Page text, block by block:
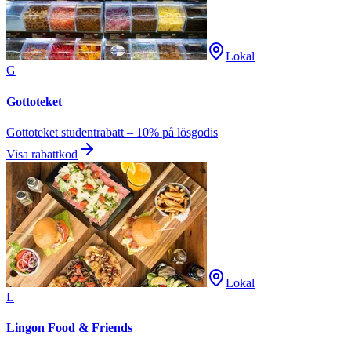
Lokal
G
Gottoteket
Gottoteket studentrabatt – 10% på lösgodis
Visa rabattkod
Lokal
L
Lingon Food & Friends